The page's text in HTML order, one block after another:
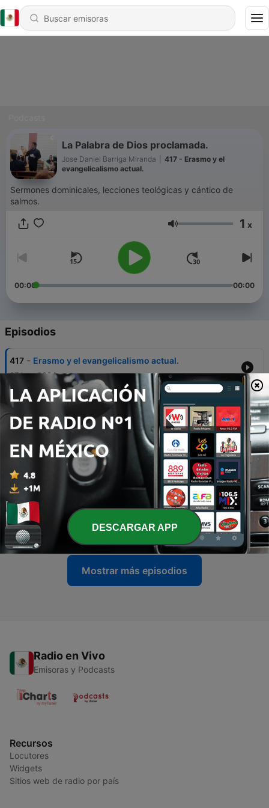
La Palabra de Dios proclamada.
Jose Daniel Barriga Miranda
417 - Erasmo y el
evangelicalismo actual.
Sermones dominicales, lecciones teológicas y cántico de
salmos.
Volumen 1 x
00:00 00:00
Episodios
417 - Erasmo y el evangelicalismo actual.
07 jun. 2024
416 - El concilio de Efeso
Resucitados en Cristo
09 nov. 2023
414 - Predicando moralismo
23 oct. 2023
413 - El vive !
16 oct. 2023
Mostrar más episodios
Radio en Vivo
Emisoras y Podcasts
Recursos
Locutores
Widgets
Sitios web de radio por país
DESCARGAR APP